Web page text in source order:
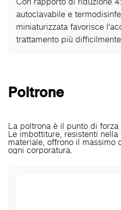
autoclavabile e
miniaturizzata favorisce
trattamento più
Poltrone
La poltrona è il punto di forza
Le imbottiture, resistenti
materiale, offrono il massimo
ogni corporatura.